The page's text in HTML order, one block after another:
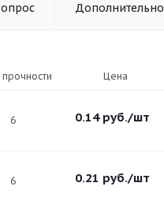
Дополнительно
прочности Цена
6 0.14руб./шт
6 0.21 руб./шт